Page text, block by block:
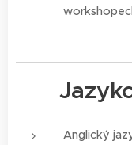
Anglický